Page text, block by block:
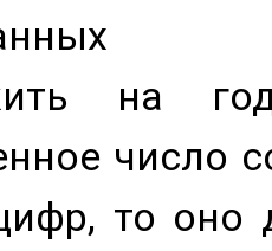
на
число
то оно